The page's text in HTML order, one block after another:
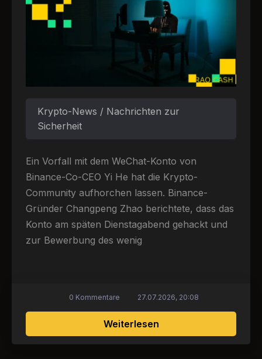
Krypto-News / Nachrichten zur
Sicherheit
Ein Vorfall mit dem WeChat-Konto von
Binance-Co-CEO Yi He hat die Krypto-
Community aufhorchen lassen. Binance-
Gründer Changpeng Zhao berichtete, dass das
Konto am späten Dienstagabend gehackt und
zur Bewerbung des wenig
Weiterlesenüber Der WeChat-
0 Kommentare 27.07.2026, 20:08